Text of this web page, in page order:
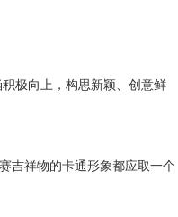
极向上，构思新颖、创意鲜
祥物的卡通形象都应取一个